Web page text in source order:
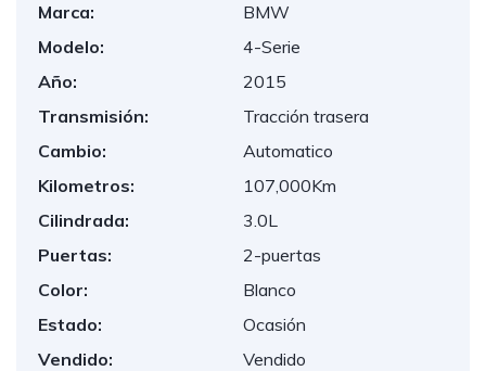
Marca:
BMW
Modelo:
4-Serie
Año:
2015
Transmisión:
Tracción trasera
Cambio:
Automatico
Kilometros:
107,000Km
Cilindrada:
3.0L
Puertas:
2-puertas
Color:
Blanco
Estado:
Ocasión
Vendido:
Vendido